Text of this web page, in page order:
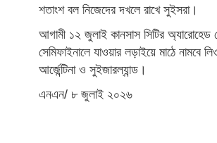
শতাংশ বল নিজেদের দখলে রাখে সুইসরা।
আগামী ১২ জুলাই কানসাস সিটির অ্যারোহেড
সেমিফাইনালে যাওয়ার লড়াইয়ে মাঠে নামবে
আর্জেন্টিনা ও সুইজারল্যান্ড।
এনএন/ ৮ জুলাই ২০২৬